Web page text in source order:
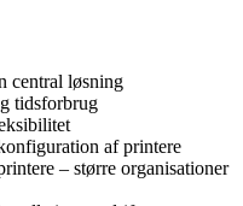
central løsning
tidsforbrug
af printere
– større organisationer